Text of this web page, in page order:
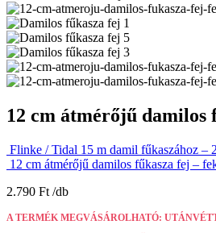
12 cm átmérőjű
Flinke / Tidal 15 m damil fűkaszához –
12 cm átmérőjű damilos fűkasza fej –
2.790 Ft
A TERMÉK MEGVÁSÁROLHATÓ: